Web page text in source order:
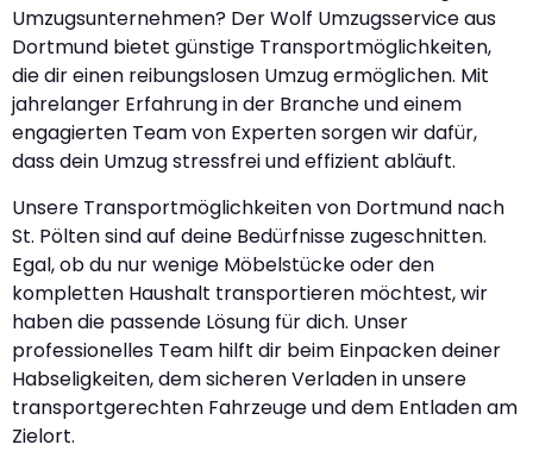
Umzugsunternehmen? Der Wolf Umzugsservice aus
Dortmund bietet günstige Transportmöglichkeiten,
die dir einen reibungslosen Umzug ermöglichen. Mit
jahrelanger Erfahrung in der Branche und einem
engagierten Team von Experten sorgen wir dafür,
dass dein Umzug stressfrei und effizient abläuft.
Unsere Transportmöglichkeiten von Dortmund nach
St. Pölten sind auf deine Bedürfnisse zugeschnitten.
Egal, ob du nur wenige Möbelstücke oder den
kompletten Haushalt transportieren möchtest, wir
haben die passende Lösung für dich. Unser
professionelles Team hilft dir beim Einpacken deiner
Habseligkeiten, dem sicheren Verladen in unsere
transportgerechten Fahrzeuge und dem Entladen am
Zielort.